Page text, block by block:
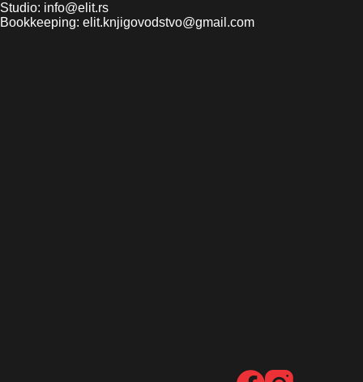
Studio: info@elit.rs
Bookkeeping: elit.knjigovodstvo@gmail.com